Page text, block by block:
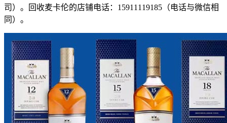
司）。回收麦卡伦的店铺电话：15911119185（电话与微信相
同）。